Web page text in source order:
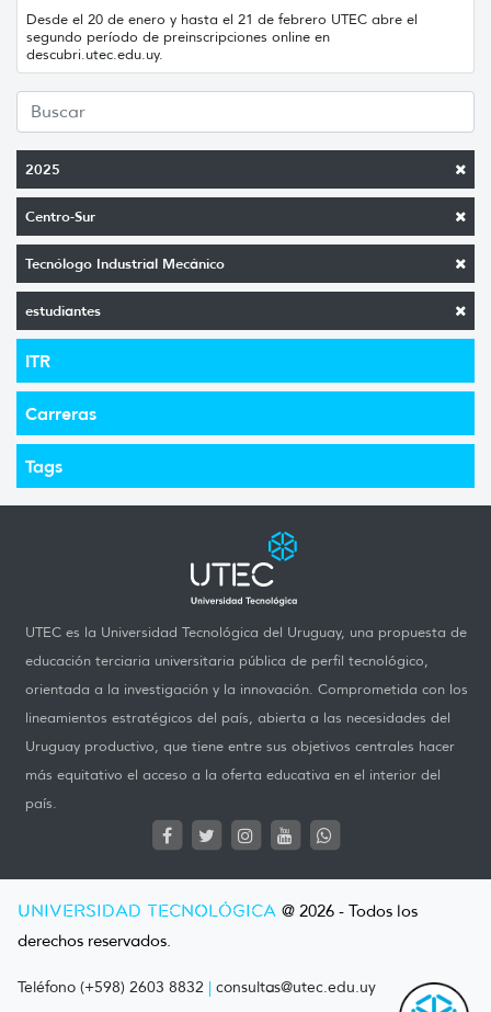
2025
Centro-Sur
Tecnólogo Industrial Mecánico
estudiantes
ITR
Carreras
Tags
Desde el 20 de enero y hasta el 21 de febrero UTEC abre el
segundo período de preinscripciones online en
descubri.utec.edu.uy.
UTEC es la Universidad Tecnológica del Uruguay, una propuesta de
educación terciaria universitaria pública de perfil tecnológico,
orientada a la investigación y la innovación. Comprometida con los
lineamientos estratégicos del país, abierta a las necesidades del
Uruguay productivo, que tiene entre sus objetivos centrales hacer
más equitativo el acceso a la oferta educativa en el interior del
país.
UNIVERSIDAD TECNOLÓGICA @ 2026 - Todos los
derechos reservados.
Teléfono (+598) 2603 8832 | consultas@utec.edu.uy